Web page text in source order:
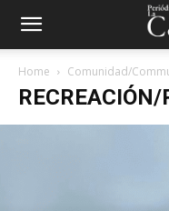
Home Comunidad/
RECREACIÓN/